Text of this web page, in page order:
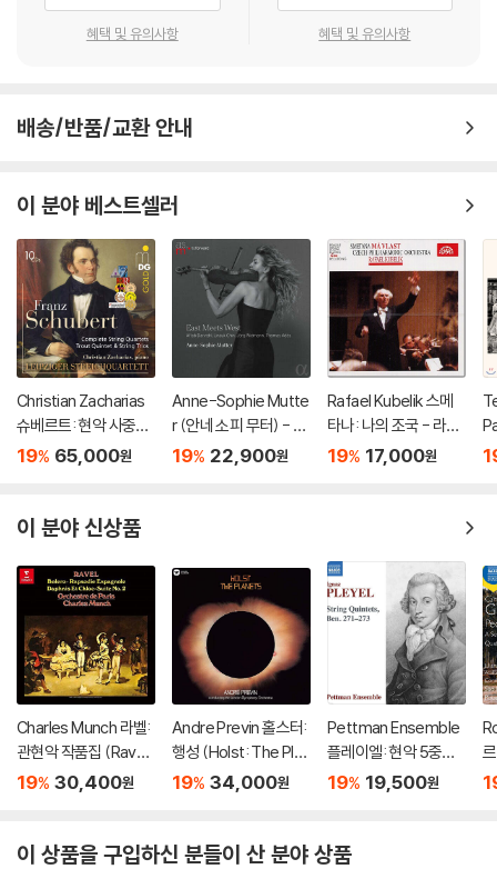
관련 사진과 동영상 및 재생 기기 모델명을 첨부하여 첨부하여 고객센터에
가 어려우므로 신중한 구매를 부탁드립니다.
혜택 및 유의사항 혜택 및 유의사항
배송/반품/교환 안내
이 분야 베스트셀러
Christian Zacharias
슈베르트: 현악 사중주
전곡 외 (Schubert: C
& String Trios)
19% 65,000원
Anne-Sophie Mutte
r (안네 소피 무터) - Ea
st Meets West
19% 22,900원
Rafael Kubelik 스메
타나: 나의 조국 - 라파
엘 쿠벨릭 (Smetana:
19% 17,000원
이 분야 신상품
Charles Munch 라벨:
관현악 작품집 (Ravel:
Bolero) [UHQCD]
19% 30,400원
Andre Previn 홀스터:
행성 (Holst: The Plan
ets) [UHQCD]
19% 34,000원
Pettman Ensemble
플레이엘: 현악 5중주
작품집 (Pleyel: String
19% 19,500원
이 상품을 구입하신 분들이 산 분야 상품